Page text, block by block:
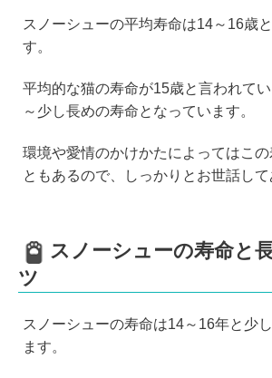
スノーシューの平均寿命は14～16歳
す。
平均的な猫の寿命が15歳と言われて
～少し長めの寿命となっています。
環境や愛情のかけかたによってはこの
ともあるので、しっかりとお世話して
スノーシューの寿命と
ツ
スノーシューの寿命は14～16年と少
ます。